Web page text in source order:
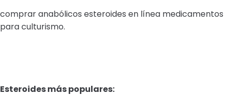
comprar anabólicos esteroides en línea medicamentos
para culturismo.
Esteroides más populares: